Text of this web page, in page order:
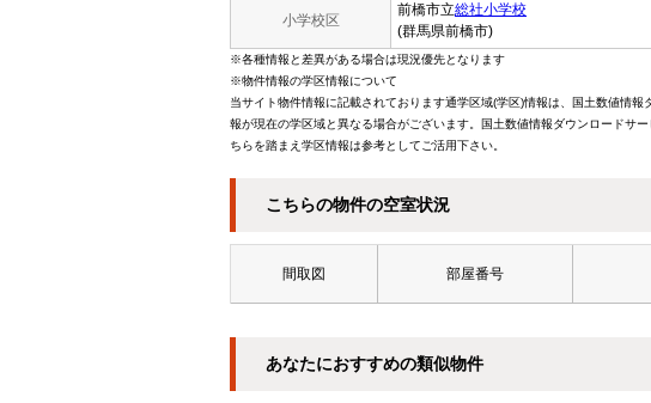
小学校区
前橋市立総社小学校
(群馬県前橋市)
※各種情報と差異がある場合は現況優先となります
※物件情報の学区情報について
当サイト物件情報に記載されております通学区域(学区)情報は、国土数値情
報が現在の学区域と異なる場合がございます。国土数値情報ダウンロードサ
ちらを踏まえ学区情報は参考としてご活用下さい。
こちらの物件の空室状況
間取図 部屋番号
あなたにおすすめの類似物件